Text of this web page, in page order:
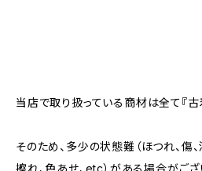
当店で取り扱っている商材は全て『古
そのため、多少の状態難（ほつれ、傷、
擦れ、色あせ、etc）がある場合がござ